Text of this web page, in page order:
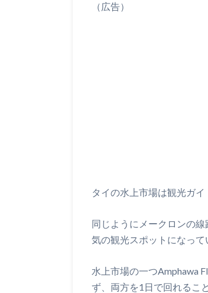
（広告）
タイの水上市場は観光ガ
同じようにメークロンの
気の観光スポットになって
水上市場の一つAmphawa
ず、両方を1日で回れるこ